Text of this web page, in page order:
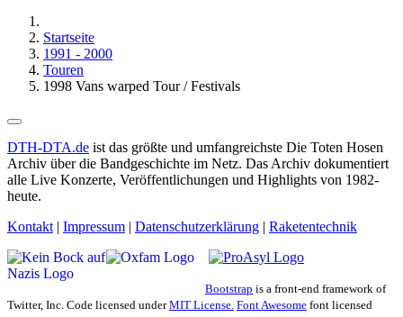
Startseite
1991 - 2000
Touren
1998 Vans warped Tour / Festivals
DTH-DTA.de ist das größte und umfangreichste Die Toten Hosen
Archiv über die Bandgeschichte im Netz. Das Archiv dokumentiert
alle Live Konzerte, Veröffentlichungen und Highlights von 1982-
heute.
Kontakt | Impressum | Datenschutzerklärung | Raketentechnik
Bootstrap is a front-end framework of
Twitter, Inc. Code licensed underMIT License. Font Awesome font licensed